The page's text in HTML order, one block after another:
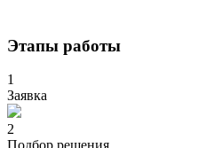
Этапы работы
1
Заявка
2